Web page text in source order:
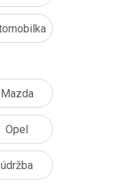
Mazda
Opel
údržba